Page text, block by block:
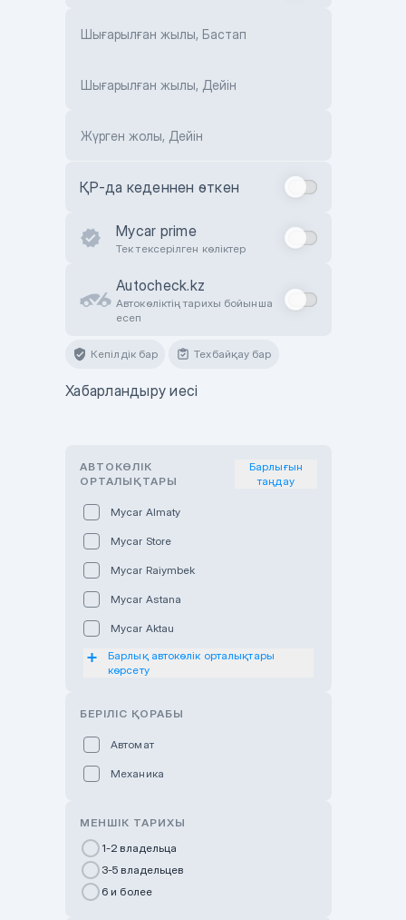
Шығарылған жылы, Бастап
Шығарылған жылы, Дейін
Жүрген жолы, Дейін
ҚР-да кеденнен өткен
Mycar prime
Тек тексерілген көліктер
Autocheck.kz
Автокөліктің тарихы бойынша
есеп
Кепілдік бар Техбайқау бар
Хабарландыру иесі
АВТОКӨЛІК
ОРТАЛЫҚТАРЫ
Барлығын
таңдау
Mycar Almaty
Mycar Store
Mycar Raiymbek
Mycar Astana
Mycar Aktau
Mycar Uralsk
Haval & Tank Pavlodar
Bavaria Almaty
Mycar Shymkent
Changan Auto Nurly Zhol
Барлық автокөлік орталықтары
көрсету
БЕРІЛІС ҚОРАБЫ
Автомат
Механика
МЕНШІК ТАРИХЫ
1-2 владельца
3-5 владельцев
6 и более